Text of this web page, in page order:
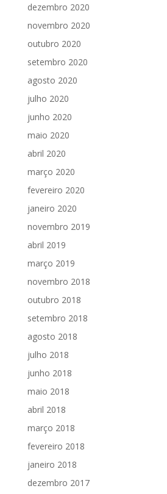
dezembro 2020
novembro 2020
outubro 2020
setembro 2020
agosto 2020
julho 2020
junho 2020
maio 2020
abril 2020
março 2020
fevereiro 2020
janeiro 2020
novembro 2019
abril 2019
março 2019
novembro 2018
outubro 2018
setembro 2018
agosto 2018
julho 2018
junho 2018
maio 2018
abril 2018
março 2018
fevereiro 2018
janeiro 2018
dezembro 2017